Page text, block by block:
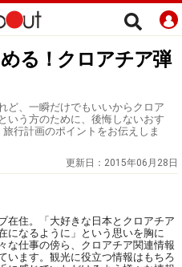
る！クロアチア弾
ど、一瞬だけでもいいからクロア
いう方のために、後悔しないおす
行計画のポイントをお伝えしま
更新日： 2015年06月28日
在住。「大好きな日本とクロアチア
になるように」という思いを胸に
な仕事の傍ら、クロアチア関連情報
います。観光に役立つ情報はもちろ